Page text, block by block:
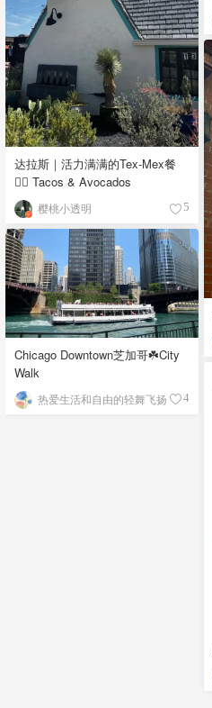
达拉斯｜活力满满的Tex-Mex餐
👉🏼 Tacos & Avocados
樱桃小透明 5
Chicago Downtown芝加哥☘️City
Walk
热爱生活和自由的轻舞飞扬 4